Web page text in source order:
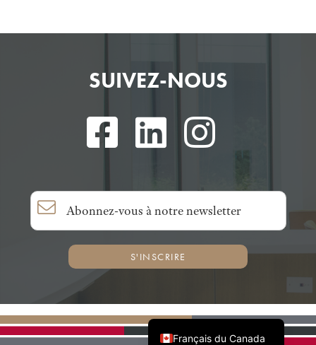
Français du Canada
English (Canada)
SUIVEZ-NOUS
S'INSCRIRE